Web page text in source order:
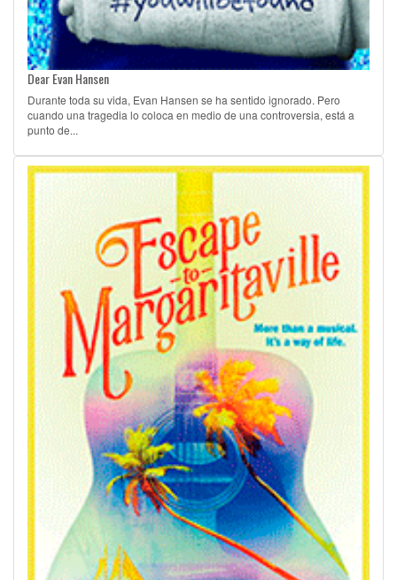
Dear Evan Hansen
Durante toda su vida, Evan Hansen se ha sentido ignorado. Pero
cuando una tragedia lo coloca en medio de una controversia, está a
punto de...